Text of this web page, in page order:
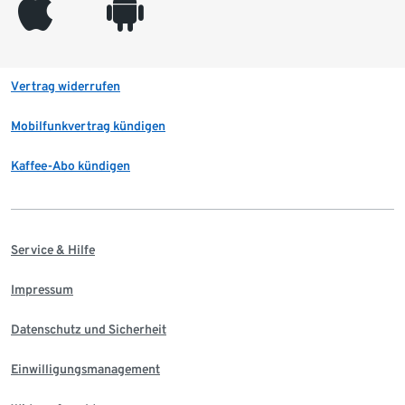
appleinc android
Vertrag widerrufen
Mobilfunkvertrag kündigen
Kaffee-Abo kündigen
Service & Hilfe
Impressum
Datenschutz und Sicherheit
Einwilligungsmanagement